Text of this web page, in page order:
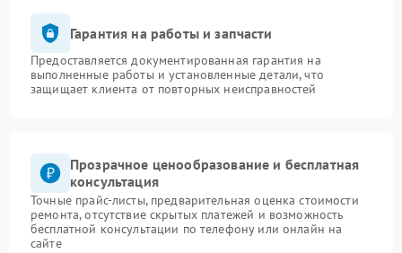
Гарантия на работы и запчасти
Предоставляется документированная гарантия на
выполненные работы и установленные детали, что
защищает клиента от повторных неисправностей
Прозрачное ценообразование и бесплатная
консультация
Точные прайс-листы, предварительная оценка стоимости
ремонта, отсутствие скрытых платежей и возможность
бесплатной консультации по телефону или онлайн на
сайте